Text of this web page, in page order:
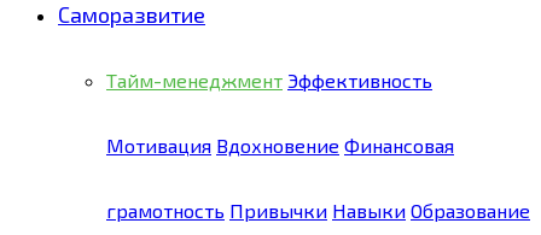
Саморазвитие
Тайм-менеджмент Эффективность
Мотивация Вдохновение Финансовая
грамотность Привычки Навыки Образование